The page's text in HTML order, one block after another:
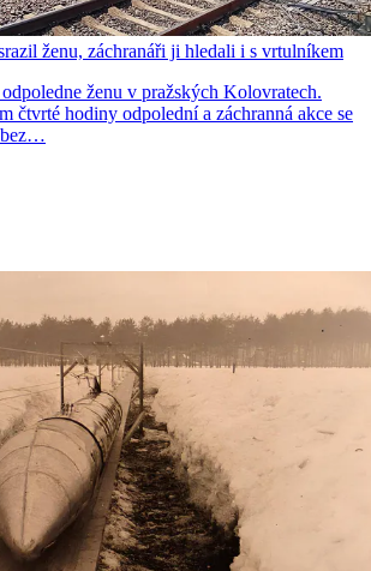
ženu, záchranáři ji hledali i s vrtulníkem
ženu v pražských Kolovratech.
čtvrté hodiny odpolední a záchranná akce se
bez…